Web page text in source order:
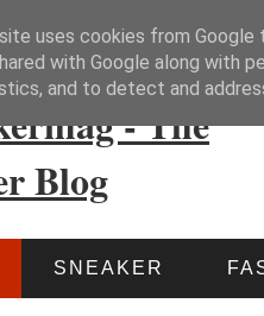
SNEAKER
uses cookies from Google
with Google along with
and to detect and